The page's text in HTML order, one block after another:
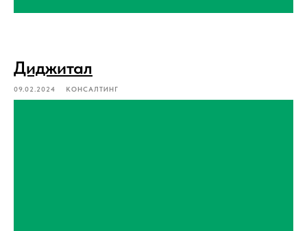
Диджитал
09.02.2024 КОНСАЛТИНГ